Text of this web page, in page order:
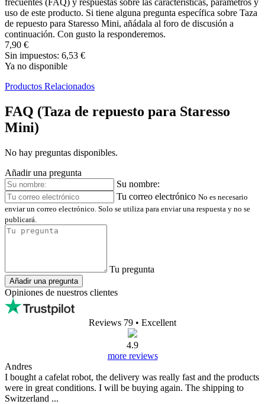
uso de este producto. Si tiene alguna pregunta específica sobre Taza
de repuesto para Staresso Mini, añádala al foro de discusión a
continuación. Con gusto la responderemos.
7,90 €
Sin impuestos: 6,53 €
Ya no disponible
Productos Relacionados
FAQ (Taza de repuesto para Staresso
Mini)
No hay preguntas disponibles.
Añadir una pregunta
Su nombre:
Tu correo electrónico No es necesario
enviar un correo electrónico. Solo se utiliza para enviar una respuesta y no se
publicará.
Tu pregunta
Añadir una pregunta
Opiniones de nuestros clientes
Reviews 79 • Excellent
4.9
more reviews
Andres
I bought a cafelat robot, the delivery was really fast and the products
were in great conditions. I will be buying again. The shipping to
Switzerland ...